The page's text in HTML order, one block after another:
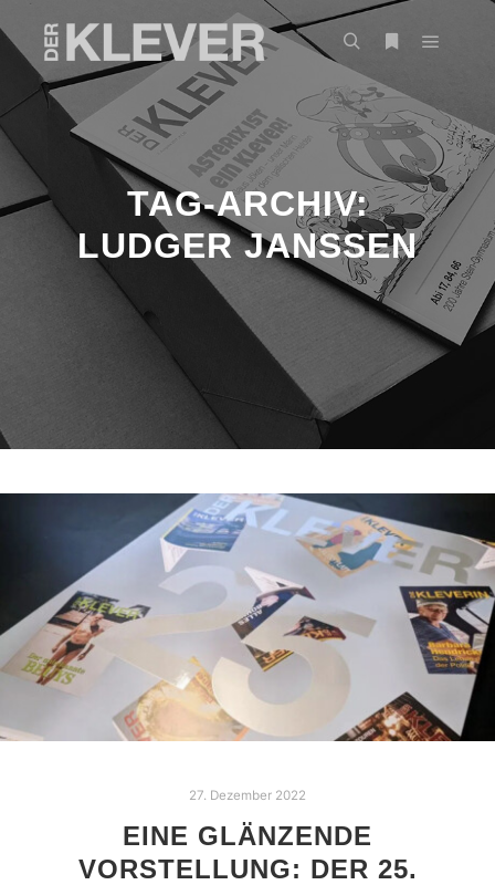
TAG-ARCHIV:
LUDGER JANSSEN
27. Dezember 2022
EINE GLÄNZENDE
VORSTELLUNG: DER 25.